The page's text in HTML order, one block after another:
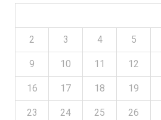
2 3 4 5
9 10 11 12
16 17 18 19
23 24 25 26